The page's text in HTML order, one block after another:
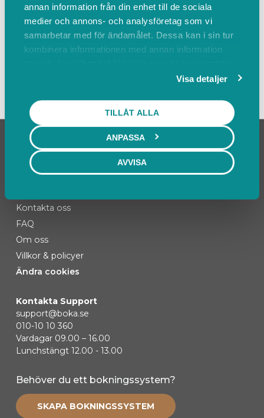
annan information från din enhet till de sociala
medier och annons- och analysföretag som vi
samarbetar med för ändamålet. Dessa kan i sin tur
kombinera informationen med annan information
Visa detaljer
TILLÅT ALLA
ANPASSA
AVVISA
Leverantörer Events
Sortera på
Kontakta oss
FAQ
Om oss
Villkor & policyer
Ändra cookies
Kontakta Support
support@boka.se
010-10 10 360
Vardagar 09.00 – 16.00
Lunchstängt 12.00 - 13.00
Behöver du ett bokningssystem?
SKAPA BOKNINGSSYSTEM